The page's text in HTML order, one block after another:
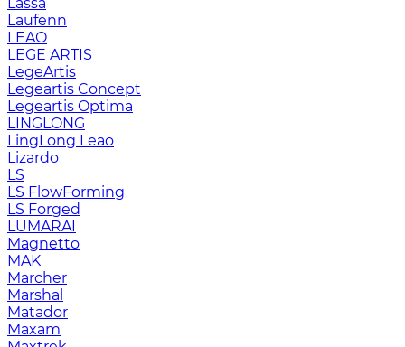
Laufenn
LEAO
LEGE ARTIS
LegeArtis
Legeartis Concept
Legeartis Optima
LINGLONG
LingLong Leao
Lizardo
LS
LS FlowForming
LS Forged
LUMARAI
Magnetto
MAK
Marcher
Marshal
Matador
Maxam